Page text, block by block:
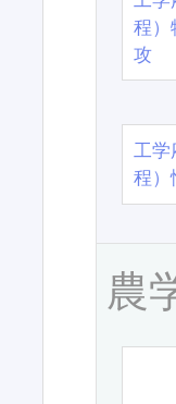
程）
攻
工
程）
農